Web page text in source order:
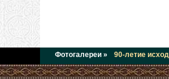
Фотогалереи » 90-летие